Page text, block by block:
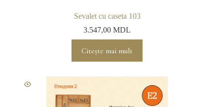
Sevalet cu caseta 103
3.547,00MDL
Citește mai mult